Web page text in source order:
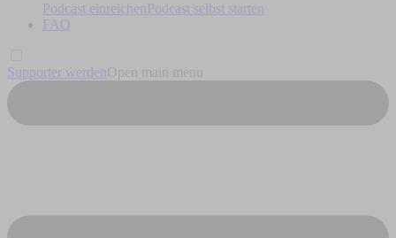
Podcast einreichen
Podcast selbst starten
FAQ
Supporter werden Open main menu